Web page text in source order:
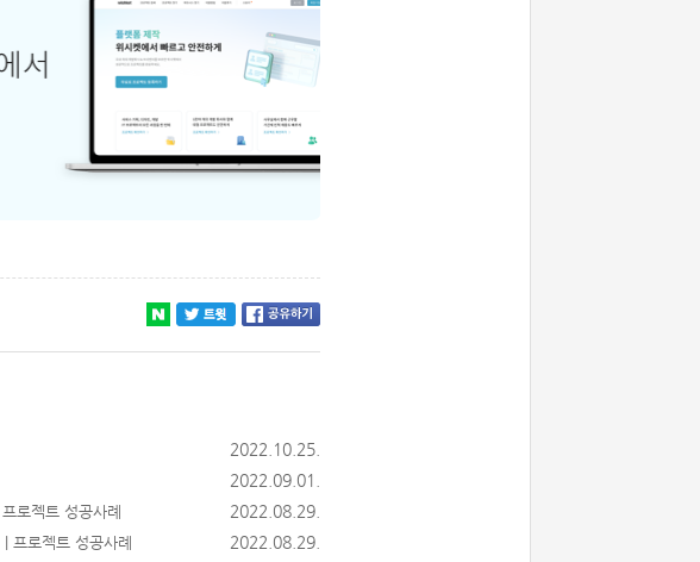
2022.10.25.
2022.09.01.
| 프로젝트 성공사례
2022.08.29.
| 프로젝트 성공사례
2022.08.29.